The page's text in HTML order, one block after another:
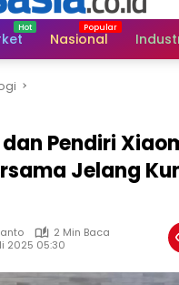
Nasional
Pendiri
Jelang
2 Min Baca
2025 05:30